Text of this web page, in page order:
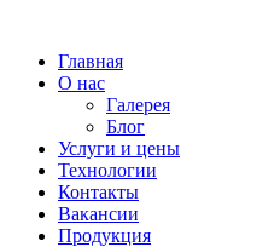
Главная
О нас
Галерея
Блог
Услуги и цены
Технологии
Контакты
Вакансии
Продукция